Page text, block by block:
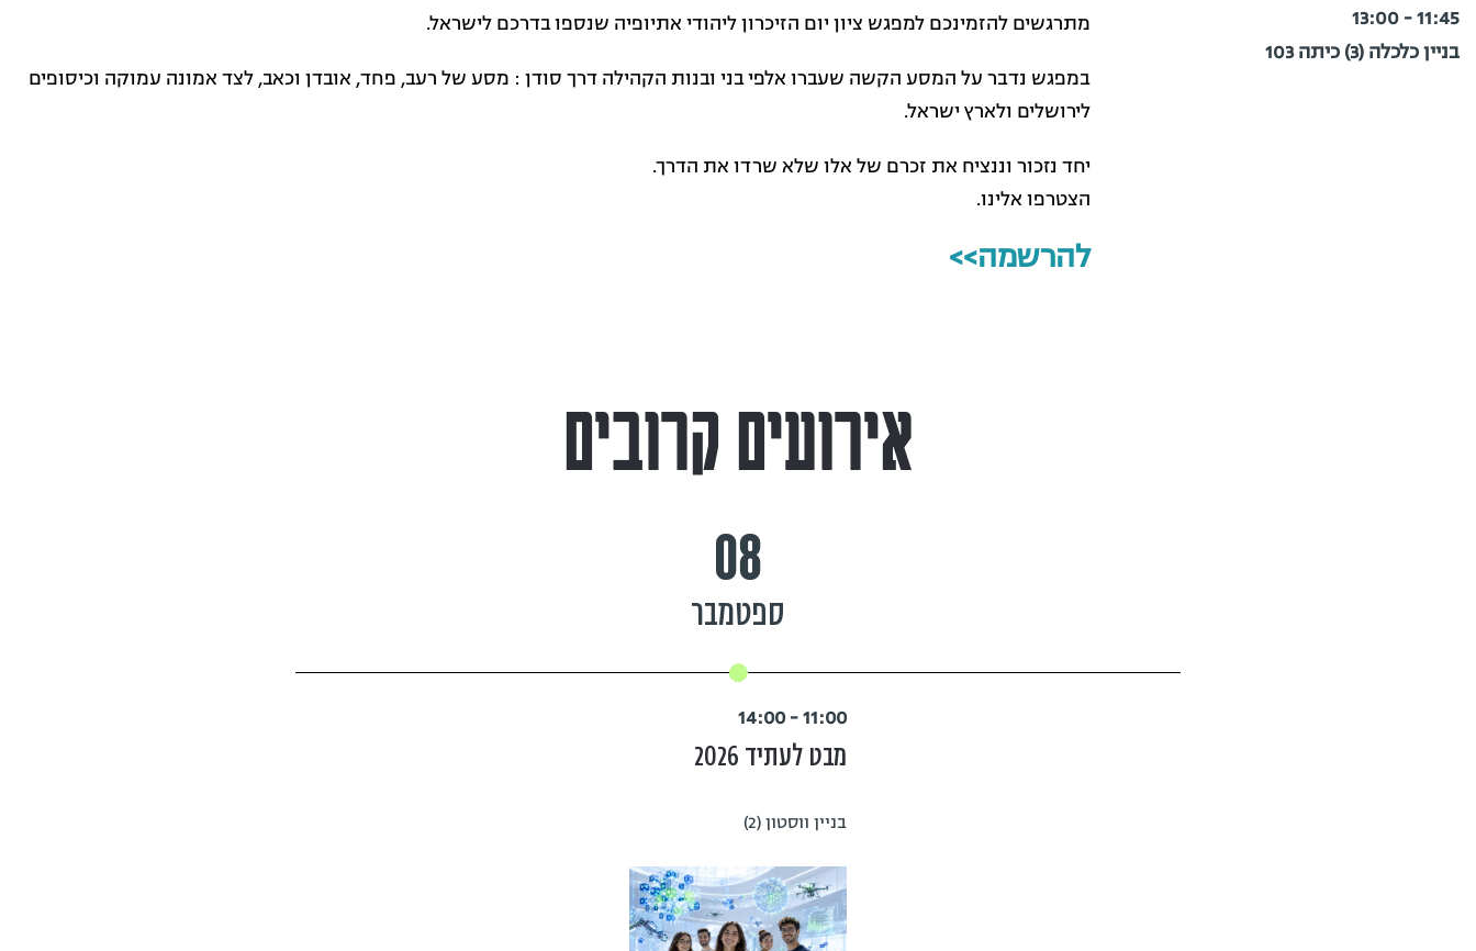
11:45 - 13:00
בניין כלכלה (3) כיתה 103
מתרגשים להזמינכם למפגש ציון יום הזיכרון ליהודי אתיופיה שנספו בדרכם לישראל.
במפגש נדבר על המסע הקשה שעברו אלפי בני ובנות הקהילה דרך סודן : מסע של רעב, פחד, אובדן וכאב, לצד אמונה עמוקה וכיסופים
לירושלים ולארץ ישראל.
יחד נזכור וננציח את זכרם של אלו שלא שרדו את הדרך.
הצטרפו אלינו.
להרשמה>>
אירועים קרובים
08
ספטמבר
11:00 - 14:00
מבט לעתיד 2026
בניין ווסטון (2)